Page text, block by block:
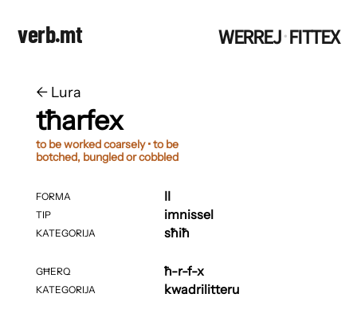
verb.mt WERREJ·FITTEX
← ​​Lura
tħarfex
to be worked coarsely • to be
botched, bungled or cobbled
FORMA
TIP
KATEGORIJA
GĦERQ
KATEGORIJA
II
imnissel
sħiħ
ħ-r-f-x
kwadrilitteru